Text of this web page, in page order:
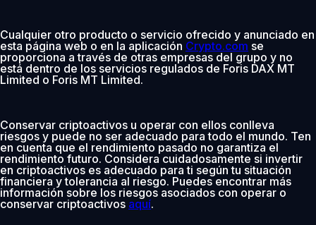
Cualquier otro producto o servicio ofrecido y anunciado en
esta página web o en la aplicación Crypto.com se
proporciona a través de otras empresas del grupo y no
está dentro de los servicios regulados de Foris DAX MT
Limited o Foris MT Limited.
Conservar criptoactivos u operar con ellos conlleva
riesgos y puede no ser adecuado para todo el mundo. Ten
en cuenta que el rendimiento pasado no garantiza el
rendimiento futuro. Considera cuidadosamente si invertir
en criptoactivos es adecuado para ti según tu situación
financiera y tolerancia al riesgo. Puedes encontrar más
información sobre los riesgos asociados con operar o
conservar criptoactivos aquí.